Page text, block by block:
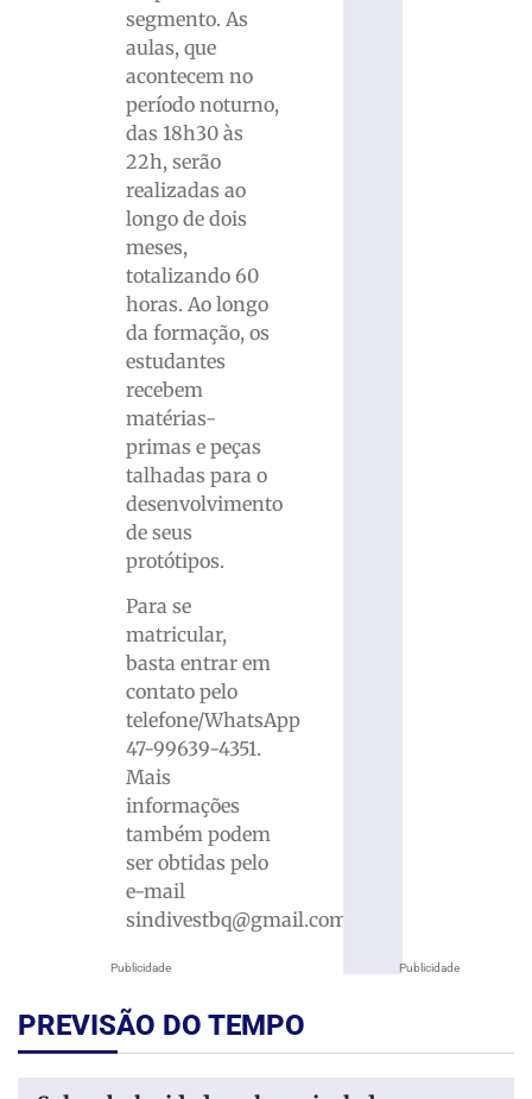
Publicidade
segmento. As
aulas, que
acontecem no
período noturno,
das 18h30 às
22h, serão
realizadas ao
longo de dois
meses,
totalizando 60
horas. Ao longo
da formação, os
estudantes
recebem
matérias-
primas e peças
talhadas para o
desenvolvimento
de seus
protótipos.
Para se
matricular,
basta entrar em
contato pelo
telefone/WhatsApp
47-99639-4351.
Mais
informações
também podem
ser obtidas pelo
e-mail
sindivestbq@gmail.com.
Publicidade
PREVISÃO DO TEMPO